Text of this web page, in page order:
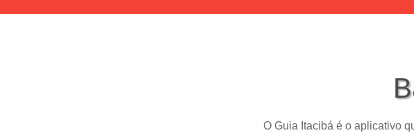
O Guia Itacibá é o aplicativo